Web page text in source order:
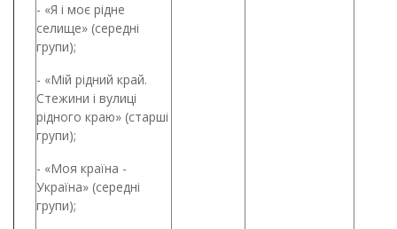
- «Я і моє рідне
селище» (середні
групи);
- «Мій рідний край.
Стежини і вулиці
рідного краю» (старші
групи);
- «Моя країна -
Україна» (середні
групи);